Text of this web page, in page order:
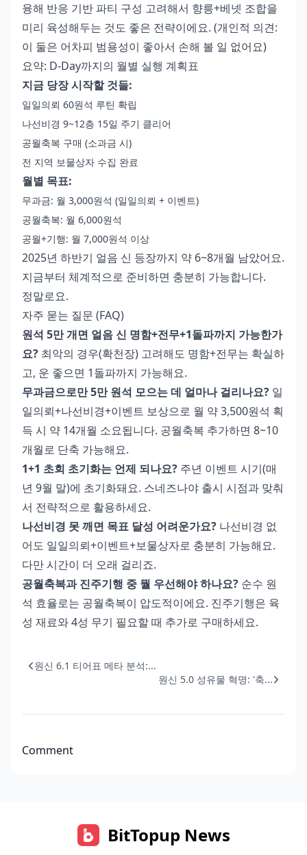
융해 반응 기반 파티 구성 고려해서 향릉+베넷 조합을
미리 육성해두는 것도 좋은 전략이에요. (개인적 의견:
이 둘은 어차피 범용성이 좋아서 손해 볼 일 없어요)
요약: D-Day까지의 월별 실행 계획표
지금 당장 시작할 것들:
일일의뢰 60원석 루틴 확립
나선비경 9~12층 15일 주기 클리어
공월축복 구매 (소과금 시)
전 지역 보물상자 수집 완료
월별 목표:
무과금: 월 3,000원석 (일일의뢰 + 이벤트)
공월축복: 월 6,000원석
공월+기행: 월 7,000원석 이상
2025년 하반기 얼음 신 등장까지 약 6~8개월 남았어요.
지금부터 체계적으로 준비하면 충분히 가능합니다.
정말로요.
자주 묻는 질문 (FAQ)
원석 5만 개면 얼음 신 명함+전무+1돌파까지 가능한가
요? 최악의 경우(확천장) 고려해도 명함+전무는 확실하
고, 운 좋으면 1돌파까지 가능해요.
무과금으로만 5만 원석 모으는 데 얼마나 걸리나요? 일
일의뢰+나선비경+이벤트 보상으로 월 약 3,500원석 획
득 시 약 14개월 소요됩니다. 공월축복 추가하면 8~10
개월로 단축 가능해요.
1+1 초회 초기화는 언제 되나요? 주년 이벤트 시기(매
년 9월 말)에 초기화돼요. 스네즈나야 출시 시점과 맞춰
서 전략적으로 활용하세요.
나선비경 못 깨면 목표 달성 어려운가요? 나선비경 없
어도 일일의뢰+이벤트+보물상자로 충분히 가능해요.
다만 시간이 더 오래 걸리죠.
공월축복과 진주기행 중 뭘 우선해야 하나요? 순수 원
석 효율로는 공월축복이 압도적이에요. 진주기행은 육
성 재료와 4성 무기 필요할 때 추가로 구매하세요.
원신 6.1 티어표 메타 분석:...
원신 5.0 성유물 혁명: '축...
Comment
BitTopup News